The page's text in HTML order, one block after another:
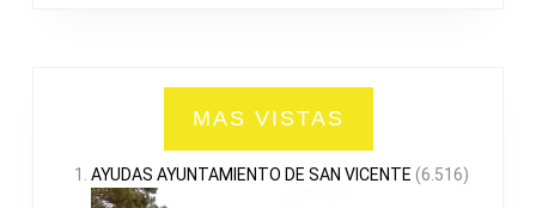
MAS VISTAS
AYUDAS AYUNTAMIENTO DE SAN VICENTE (6.516)